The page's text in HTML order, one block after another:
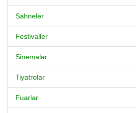
Sahneler
Festivaller
Sinemalar
Tiyatrolar
Fuarlar